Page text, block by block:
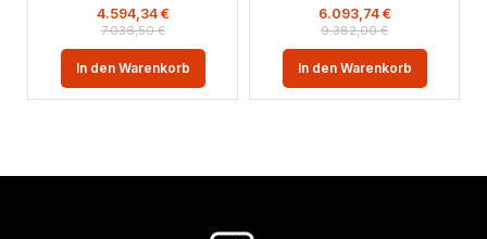
7.036,50€
4.594,34 €
In den Warenkorb
9.382,00€
6.093,74 €
In den Warenkorb